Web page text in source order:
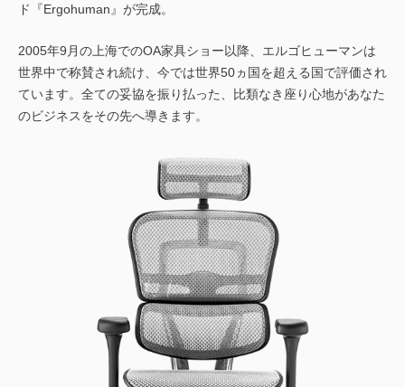
ド『Ergohuman』が完成。
2005年9月の上海でのOA家具ショー以降、エルゴヒューマンは
世界中で称賛され続け、今では世界50ヵ国を超える国で評価され
ています。全ての妥協を振り払った、比類なき座り心地があなた
のビジネスをその先へ導きます。